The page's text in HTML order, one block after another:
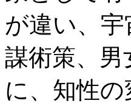
が違い、
謀術策、
に、知性